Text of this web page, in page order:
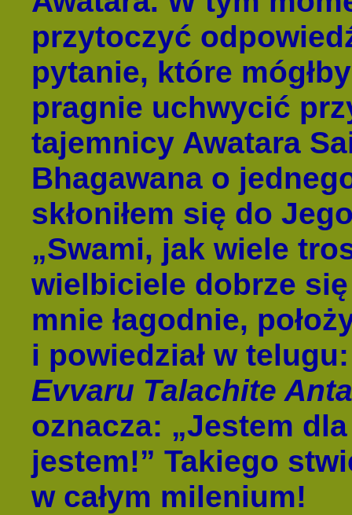
przytoczyć
pytanie, które
pragnie uchwycić
tajemnicy Awatara
Bhagawana o
skłoniłem się do
„Swami, jak wiele
wielbiciele dobrze
mnie łagodnie,
i powiedział w
Evvaru Talachite
oznacza: „Jestem
jestem!” Takiego
w całym milenium!